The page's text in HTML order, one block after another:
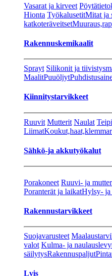
Vasarat ja kirveet
Hionta TyökalusetitMitat ja
katkoteräveitset
Rakennuskemikaalit
Sprayt Silikonit ja
MaalitPuuöljyt
Kiinnitystarvikkeet
Ruuvit Mutterit Naulat
Liimat
Sähkö-ja akkutyökalut
Porakoneet Ruuvi- ja
Poranterät ja laikatHylsy- ja
Rakennustarvikkeet
Suojavarusteet
valot Kulma- ja
säilytysRakennuspaljut
Lvis